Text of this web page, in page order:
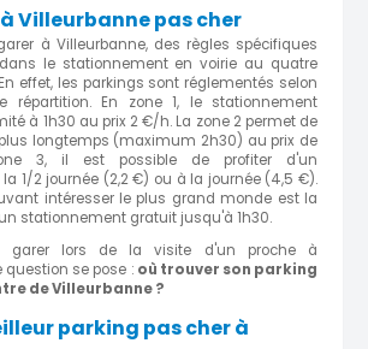
Villeurbanne pas cher
à Villeurbanne, des règles spécifiques
le stationnement en voirie au quatre
effet, les parkings sont réglementés selon
répartition. En zone 1, le stationnement
à 1h30 au prix 2 €/h. La zone 2 permet de
longtemps (maximum 2h30) au prix de
3, il est possible de profiter d'un
1/2 journée (2,2 €) ou à la journée (4,5 €).
intéresser le plus grand monde est la
stationnement gratuit jusqu'à 1h30.
garer lors de la visite d'un proche à
question se pose : où trouver son parking
de Villeurbanne ?
parking pas cher à